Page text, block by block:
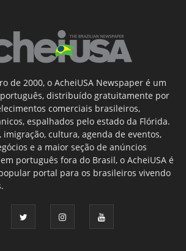
de 2000, o AcheiUSA Newspaper é um
distribuído gratuitamente por
comerciais brasileiros,
espalhados pelo estado da Flórida.
imigração, cultura, agenda de eventos,
e a maior seção de anúncios
português fora do Brasil, o AcheiUSA é
portal para os brasileiros vivendo